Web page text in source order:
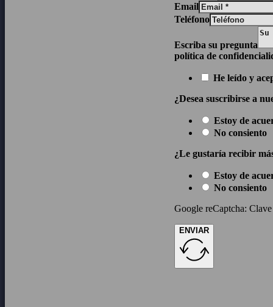
Email
Teléfono
Escriba su pregunta
política de
He leído y
¿Desea suscribirse a
Estoy de
No consiento
¿Le gustaría recibir
Estoy de
No consiento
Google reCaptcha:
ENVIAR